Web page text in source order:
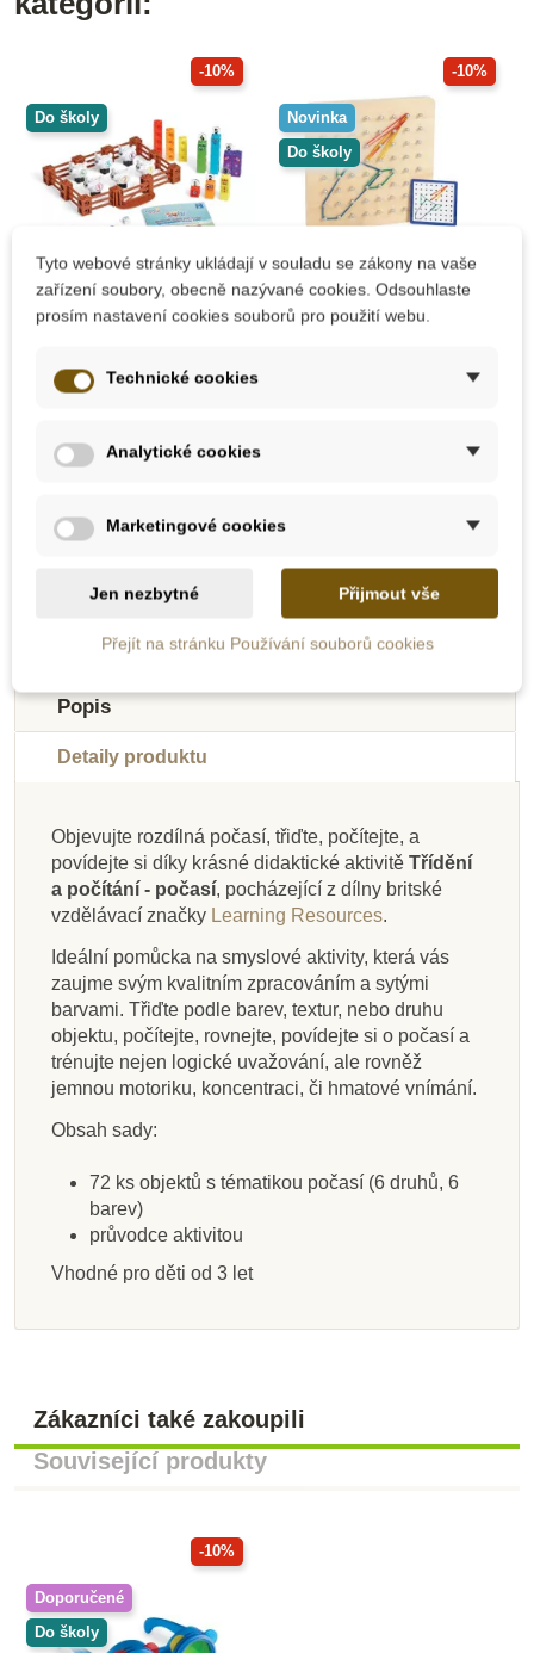
-10%
Do školy
Skladem
Learning Resources
Aktivity set -
farma
Přidat do košíku
-10%
Novinka
Do školy
Skladem
Small Foot Geoboard
Skladem
Goki Pexeso zvířata
a symboly
611 Kč679 Kč
Přidat do košíku
Skladem
JIRI MODELS Moje
první úkoly - Barvy a
tvary
134 Kč149 Kč
Přidat do košíku
Do školy
Skladem
Small Foot Zvonkový
hudební kolotoč
644 Kč716 Kč
Přidat do košíku
Na dotaz
PlanToys Sada
figurek - pracovníci
399 Kč
Zobrazit detail
Skladem
EDUCO - Měření a
porovnání
1 805 Kč2 005 Kč
Přidat do košíku
Skladem
Toys for life - Hra
dokonči obrázek
648 Kč720 Kč
Přidat do košíku
Skladem
Toys for life - Stavění
z korálků
1 202 Kč1 336 Kč
Přidat do košíku
Skladem
Toys for life - Hra
vyprávění příběhů
311 Kč346 Kč
Přidat do košíku
Popis
Detaily produktu
Objevujte rozdílná počasí, třiďte, počítejte, a
povídejte si díky krásné didaktické aktivitě Třídění
a počítání - počasí, pocházející z dílny britské
vzdělávací značky Learning Resources.
Ideální pomůcka na smyslové aktivity, která vás
zaujme svým kvalitním zpracováním a sytými
barvami. Třiďte podle barev, textur, nebo druhu
objektu, počítejte, rovnejte, povídejte si o počasí a
trénujte nejen logické uvažování, ale rovněž
jemnou motoriku, koncentraci, či hmatové vnímání.
Obsah sady:
72 ks objektů s tématikou počasí (6 druhů, 6
barev)
průvodce aktivitou
Vhodné pro děti od 3 let
Zákazníci také zakoupili
Související produkty
-10%
Doporučené
Do školy
Tyto webové stránky ukládají v souladu se zákony na vaše
zařízení soubory, obecně nazývané cookies. Odsouhlaste
prosím nastavení cookies souborů pro použití webu.
Technické cookies
Analytické cookies
Marketingové cookies
Jen nezbytné Přijmout vše
Přejít na stránku Používání souborů cookies